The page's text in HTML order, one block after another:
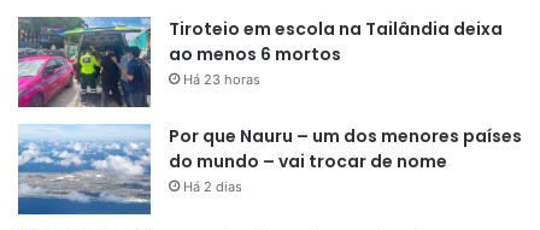
A pavimentação atingiu 79 KM de vias da cidade. Com
Bloquete, Recapeamento e Tratamento Superficial Duplo
(TSD). As obras aconteceram nos bairros Jardim Marco
Zero, Infraero I e II, Santa Rita, Parque dos Buritis, Ilha
Mirim, Central, Fazendinha, Pacoval, Jardim Felicidade I e
II, Goiabal, Brasil Novo, Ipê, Chefe Clodoaldo, Vitória do
São Lázaro, Coração, Marabaixo, Universidade, Amazonas,
Tiroteio em escola na Tailândia deixa
ao menos 6 mortos
Há 23 horas
Por que Nauru – um dos menores países
do mundo – vai trocar de nome
Há 2 dias